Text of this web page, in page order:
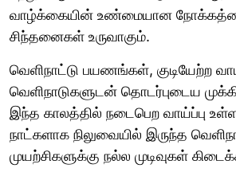
வாழ்க்கையின் உண்மையான
சிந்தனைகள் உருவாகும்.
வெளிநாட்டு பயணங்கள், குடியேற்ற
வெளிநாடுகளுடன் தொடர்புடைய
இந்த காலத்தில் நடைபெற வாய்ப்பு
நாட்களாக நிலுவையில் இருந்த
முயற்சிகளுக்கு நல்ல முடிவுகள்